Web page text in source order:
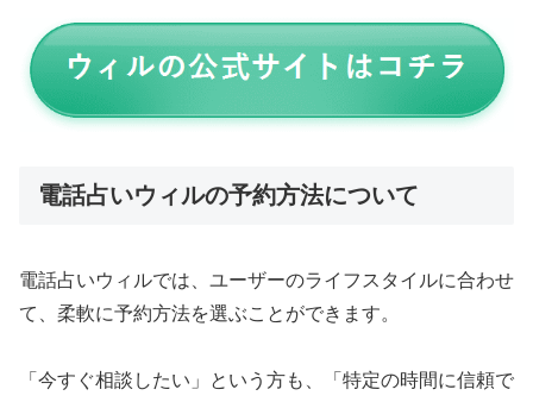
電話占いウィルの予約方法について
電話占いウィルでは、ユーザーのライフスタイルに合わせ
て、柔軟に予約方法を選ぶことができます。
「今すぐ相談したい」という方も、「特定の時間に信頼で